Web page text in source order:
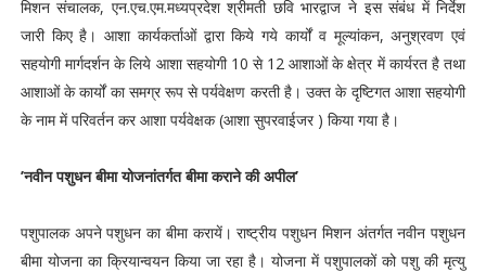
मिशन संचालक, एन.एच.एम.मध्यप्रदेश श्रीमती छवि भारद्वाज ने इस संबंध में निर्देश
जारी किए है। आशा कार्यकर्ताओं द्वारा किये गये कार्यों व मूल्यांकन, अनुश्रवण एवं
सहयोगी मार्गदर्शन के लिये आशा सहयोगी 10 से 12 आशाओं के क्षेत्र में कार्यरत है तथा
आशाओं के कार्यों का समग्र रूप से पर्यवेक्षण करती है। उक्त के दृष्टिगत आशा सहयोगी
के नाम में परिवर्तन कर आशा पर्यवेक्षक (आशा सुपरवाईजर ) किया गया है।
’नवीन पशुधन बीमा योजनांतर्गत बीमा कराने की अपील’
पशुपालक अपने पशुधन का बीमा करायें। राष्ट्रीय पशुधन मिशन अंतर्गत नवीन पशुधन
बीमा योजना का क्रियान्वयन किया जा रहा है। योजना में पशुपालकों को पशु की मृत्यु